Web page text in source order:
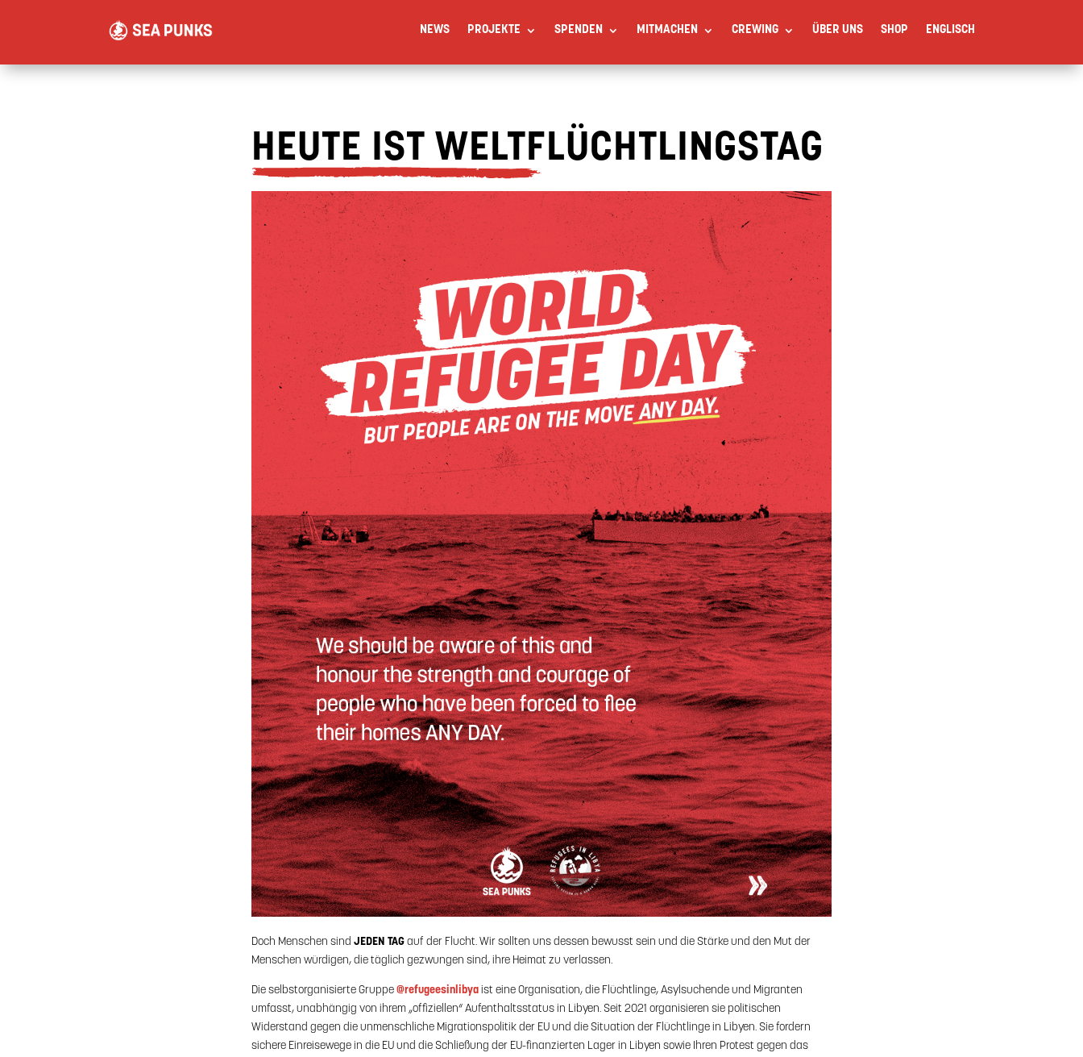
NEWS PROJEKTE SPENDEN MITMACHEN CREWING ÜBER UNS SHOP ENGLISCH
HEUTE IST WELTFLÜCHTLINGSTAG
Doch Menschen sind JEDEN TAG auf der Flucht. Wir sollten uns dessen bewusst sein und die Stärke und den Mut der
Menschen würdigen, die täglich gezwungen sind, ihre Heimat zu verlassen.
Die selbstorganisierte Gruppe @refugeesinlibya ist eine Organisation, die Flüchtlinge, Asylsuchende und Migranten
umfasst, unabhängig von ihrem „offiziellen“ Aufenthaltsstatus in Libyen. Seit 2021 organisieren sie politischen
Widerstand gegen die unmenschliche Migrationspolitik der EU und die Situation der Flüchtlinge in Libyen. Sie fordern
sichere Einreisewege in die EU und die Schließung der EU-finanzierten Lager in Libyen sowie Ihren Protest gegen das